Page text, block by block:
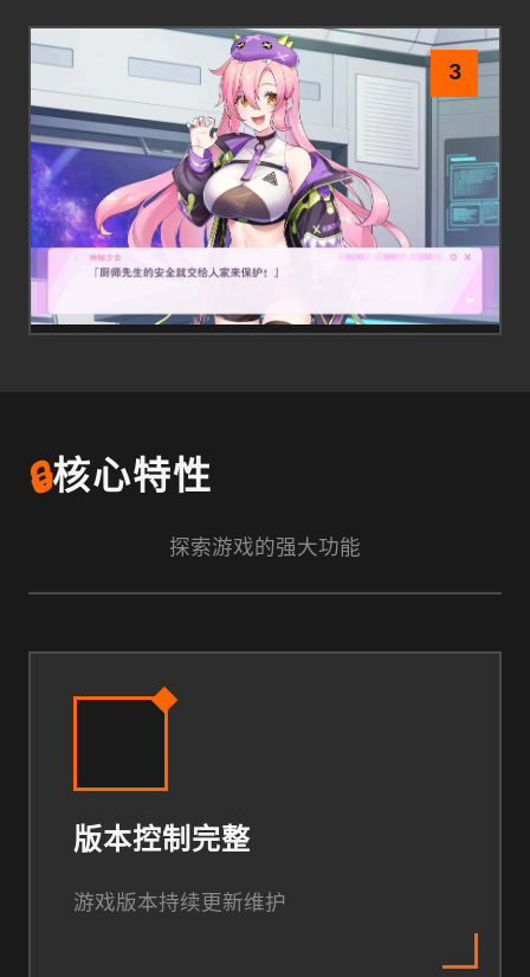
3
🔒核心特性
探索游戏的强大功能
版本控制完整
游戏版本持续更新维护